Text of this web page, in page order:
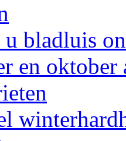
bladluis
en